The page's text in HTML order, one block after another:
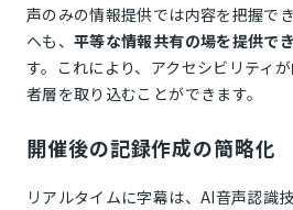
声のみの情報提供では内容を把握で
へも、平等な情報共有の場を提供で
す。これにより、アクセシビリティ
者層を取り込むことができます。
開催後の記録作成の簡略化
リアルタイムに字幕は、AI音声認識